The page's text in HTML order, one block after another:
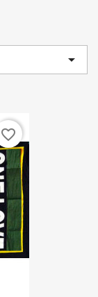

favorite_border